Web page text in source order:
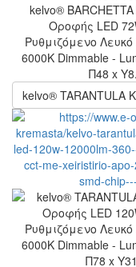
kelvo®
Οροφής LED
Ρυθμιζόμενο
6000K Dimmable -
Π48 x
kelvo® TARANTULA